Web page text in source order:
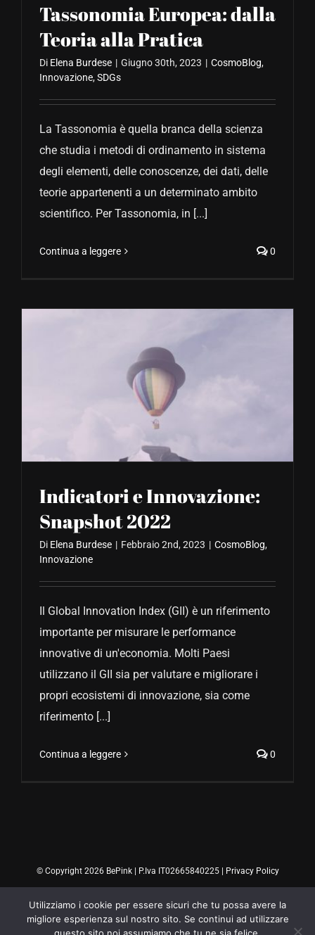
Tassonomia Europea: dalla
Teoria alla Pratica
Di Elena Burdese | Giugno 30th, 2023 | CosmoBlog,
Innovazione,SDGs
La Tassonomia è quella branca della scienza
che studia i metodi di ordinamento in sistema
degli elementi, delle conoscenze, dei dati, delle
teorie appartenenti a un determinato ambito
scientifico. Per Tassonomia, in [...]
Continua a leggere 0
Indicatori e Innovazione:
Snapshot 2022
Di Elena Burdese | Febbraio 2nd, 2023 | CosmoBlog,
Innovazione
Il Global Innovation Index (GII) è un riferimento
importante per misurare le performance
innovative di un'economia. Molti Paesi
utilizzano il GII sia per valutare e migliorare i
propri ecosistemi di innovazione, sia come
riferimento [...]
Continua a leggere 0
© Copyright 2026 BePink | P.Iva IT02665840225 | Privacy Policy
Utilizziamo i cookie per essere sicuri che tu possa avere la
migliore esperienza sul nostro sito. Se continui ad utilizzare